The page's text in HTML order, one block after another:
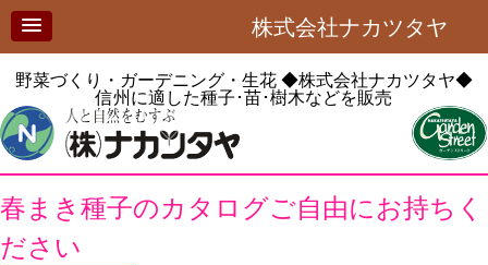
株式会社ナカツタヤ
野菜づくり・ガーデニング・生花◆株式会社ナカツタヤ◆
信州に適した種子･苗･樹木などを販売
春まき種子のカタログご自由にお持ちく
ださい